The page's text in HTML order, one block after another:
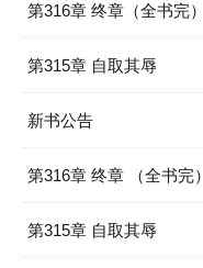
第316章 终章（全书完）
第315章 自取其辱
新书公告
第316章 终章 （全书完）
第315章 自取其辱